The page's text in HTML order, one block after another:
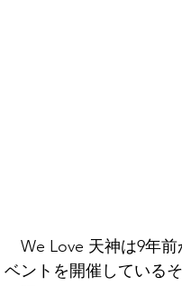
We Love 天神は9年前
ベントを開催している